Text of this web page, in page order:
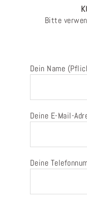
Bitte
Dein Name
Deine E-Mail-
Deine